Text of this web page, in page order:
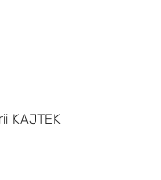
KAJTEK